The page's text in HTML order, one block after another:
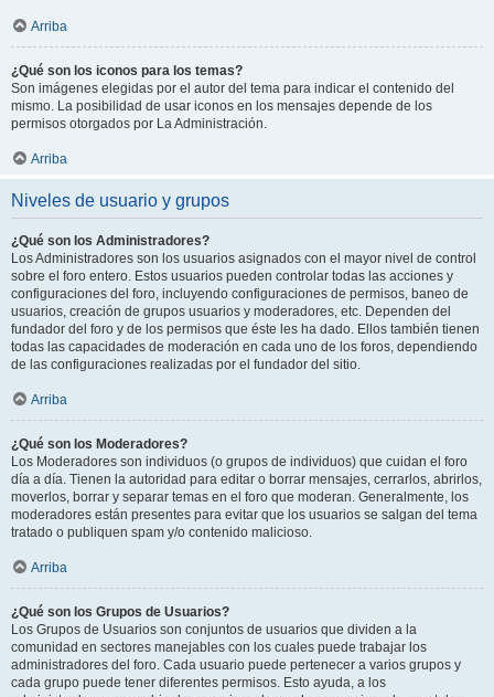
Arriba
¿Qué son los iconos para los temas?
Son imágenes elegidas por el autor del tema para indicar el contenido del
mismo. La posibilidad de usar iconos en los mensajes depende de los
permisos otorgados por La Administración.
Arriba
Niveles de usuario y grupos
¿Qué son los Administradores?
Los Administradores son los usuarios asignados con el mayor nivel de control
sobre el foro entero. Estos usuarios pueden controlar todas las acciones y
configuraciones del foro, incluyendo configuraciones de permisos, baneo de
usuarios, creación de grupos usuarios y moderadores, etc. Dependen del
fundador del foro y de los permisos que éste les ha dado. Ellos también tienen
todas las capacidades de moderación en cada uno de los foros, dependiendo
de las configuraciones realizadas por el fundador del sitio.
Arriba
¿Qué son los Moderadores?
Los Moderadores son individuos (o grupos de individuos) que cuidan el foro
día a día. Tienen la autoridad para editar o borrar mensajes, cerrarlos, abrirlos,
moverlos, borrar y separar temas en el foro que moderan. Generalmente, los
moderadores están presentes para evitar que los usuarios se salgan del tema
tratado o publiquen spam y/o contenido malicioso.
Arriba
¿Qué son los Grupos de Usuarios?
Los Grupos de Usuarios son conjuntos de usuarios que dividen a la
comunidad en sectores manejables con los cuales puede trabajar los
administradores del foro. Cada usuario puede pertenecer a varios grupos y
cada grupo puede tener diferentes permisos. Esto ayuda, a los